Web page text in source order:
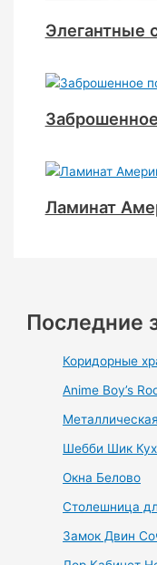
Элегантные
Ламинат
Последние
Коридорные
Anime Boy’s
Шебби Шик
Окна Белово
Столешница
Замок Двин